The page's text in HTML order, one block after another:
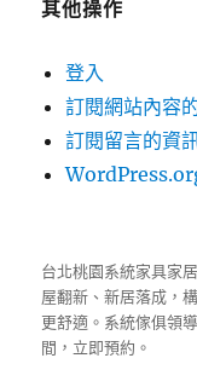
其他操作
登入
訂閱網站內容
訂閱留言的資
台北桃園系統家具家
屋翻新、新居落成，
更舒適。 系統傢俱領
間，立即預約。